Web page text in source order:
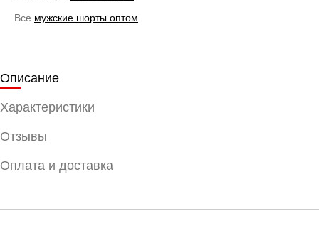
Все мужские шорты оптом
Описание
Характеристики
Отзывы
Оплата и доставка